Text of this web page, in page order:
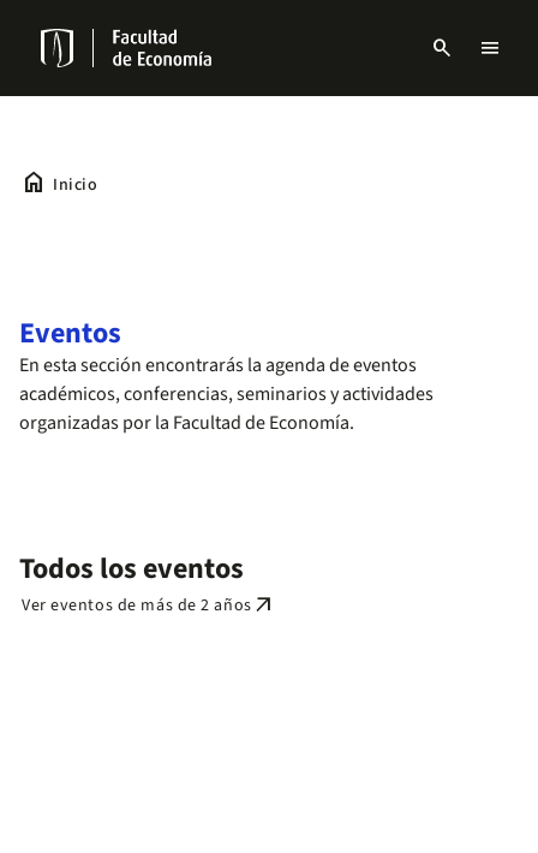
contenido
principal
Navbar
search menu
home Inicio
Eventos
En esta sección encontrarás la agenda de eventos
académicos, conferencias, seminarios y actividades
organizadas por la Facultad de Economía.
Todos los eventos
Ver eventos de más de 2 años arrow_outward